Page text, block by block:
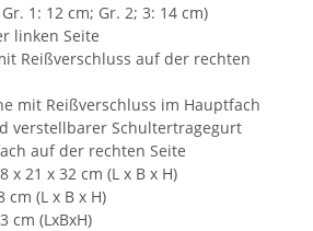
1: 12 cm; Gr. 2; 3: 14 cm)
linken Seite
Reißverschluss auf der rechten
mit Reißverschluss im Hauptfach
verstellbarer Schultertragegurt
auf der rechten Seite
x 21 x 32 cm (L x B x H)
cm (L x B x H)
cm (LxBxH)